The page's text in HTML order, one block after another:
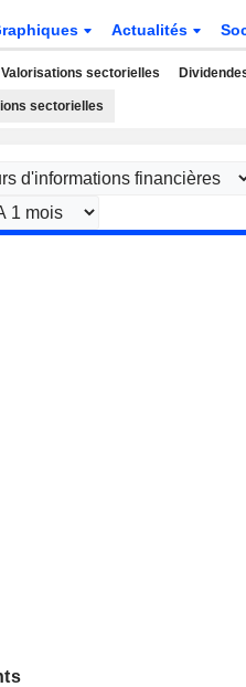
Actualités
Valorisations sectorielles
sectorielles